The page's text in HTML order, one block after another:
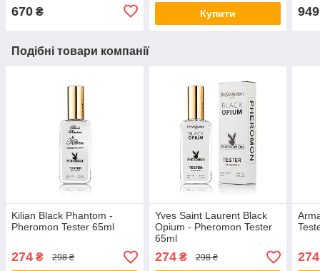
670 ₴ Купити 949
Подібні товари компанії
Kilian Black Phantom -
Pheromon Tester 65ml
274 ₴ 298 ₴
Yves Saint Laurent Black
Opium - Pheromon Tester
65ml
274₴ 298 ₴ 274